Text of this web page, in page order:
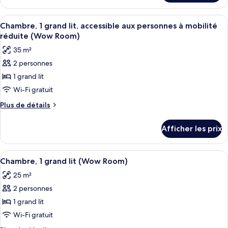
grand
lit
(Nest
Room)
Chambre,
grand
lit
Room)
Afficher
toutes
les
photos
pour
ce
type
de
1
grand
lit,
accessible
aux
personnes
à
mobilité
Literie de qualité, coffre-fort, bureau,
7
Chambre, 1 grand lit, accessible aux personnes à mobilité
réduite (Wow Room)
35 m²
2 personnes
1 grand lit
Wi-Fi gratuit
Plus de détails
Plus
Chambre,
grand
accessible
aux
à
mobilité
Afficher les prix
Afficher
toutes
les
photos
pour
ce
Literie de qualité, coffre-fort, bureau,
8
Chambre, 1 grand lit (Wow Room)
25 m²
2 personnes
1 grand lit
Wi-Fi gratuit